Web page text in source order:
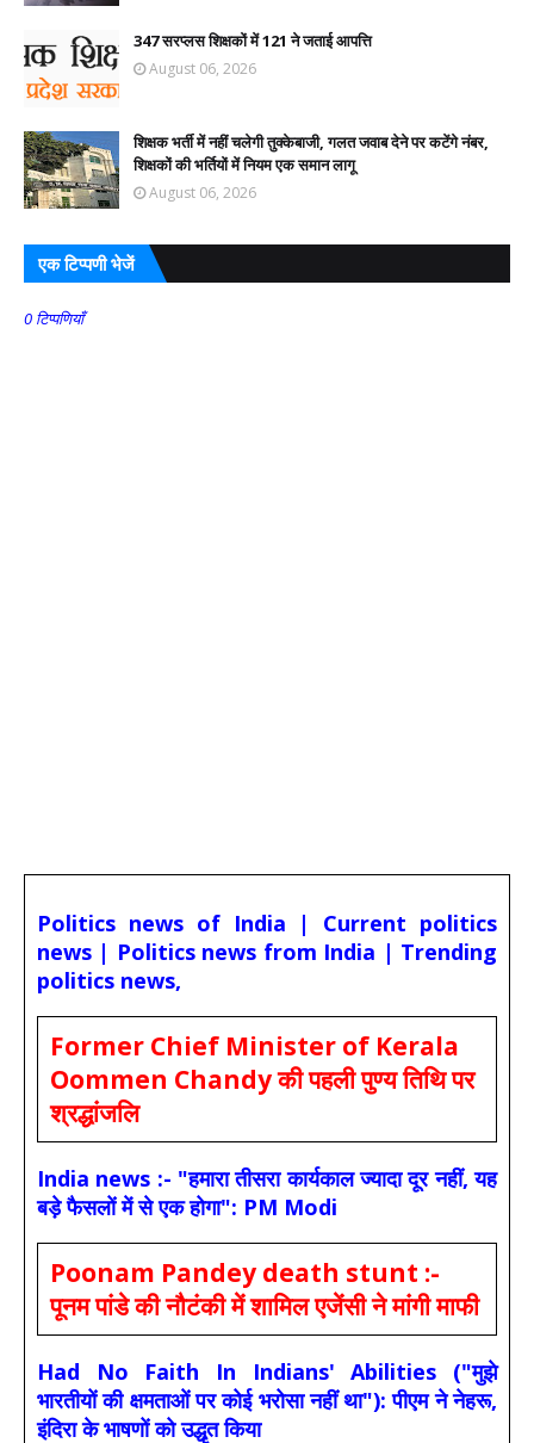
347 सरप्लस शिक्षकों में 121 ने जताई आपत्ति
August 06, 2026
शिक्षक भर्ती में नहीं चलेगी तुक्केबाजी, गलत जवाब देने पर कटेंगे नंबर,
शिक्षकों की भर्तियों में नियम एक समान लागू
August 06, 2026
एक टिप्पणी भेजें
0 टिप्पणियाँ
Politics news of India | Current politics
news | Politics news from India | Trending
politics news,
Former Chief Minister of Kerala
Oommen Chandy की पहली पुण्य तिथि पर
श्रद्धांजलि
India news :- "हमारा तीसरा कार्यकाल ज्यादा दूर नहीं, यह
बड़े फैसलों में से एक होगा": PM Modi
Poonam Pandey death stunt :-
पूनम पांडे की नौटंकी में शामिल एजेंसी ने मांगी माफी
Had No Faith In Indians' Abilities ("मुझे
भारतीयों की क्षमताओं पर कोई भरोसा नहीं था"): पीएम ने नेहरू,
इंदिरा के भाषणों को उद्धृत किया